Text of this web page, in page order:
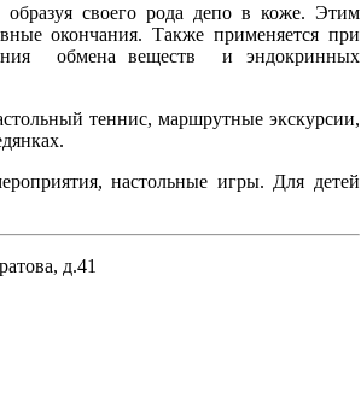
образуя своего рода депо в коже. Этим
окончания. Также применяется при
обмена веществ и эндокринных
теннис, маршрутные экскурсии,
настольные игры. Для детей
д.41